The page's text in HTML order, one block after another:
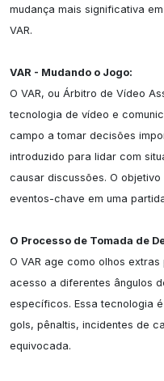
mudança mais significativa
VAR.
VAR - Mudando o Jogo:
O VAR, ou Árbitro de Vídeo
tecnologia de vídeo e
campo a tomar decisões
introduzido para lidar com
causar discussões. O
eventos-chave em uma
O Processo de Tomada de
O VAR age como olhos
acesso a diferentes ângulos
específicos. Essa tecnologia
gols, pênaltis, incidentes de
equivocada.